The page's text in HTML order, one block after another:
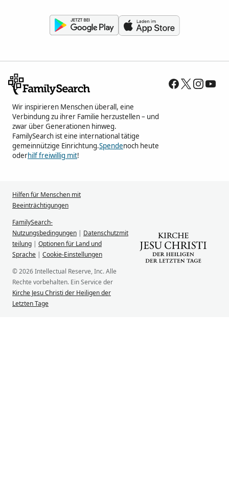
Wir inspirieren Menschen überall, eine
Verbindung zu ihrer Familie herzustellen – und
zwar über Generationen hinweg.
FamilySearch ist eine international tätige
gemeinnützige Einrichtung.Spendenoch heute
oderhilf freiwillig mit!
Hilfen für Menschen mit
Beeinträchtigungen
FamilySearch-
Nutzungsbedingungen | Datenschutzmit
teilung | Optionen für Land und
Sprache | Cookie-Einstellungen
© 2026 Intellectual Reserve, Inc. Alle
Rechte vorbehalten. Ein Service der
Kirche Jesu Christi der Heiligen der
Letzten Tage